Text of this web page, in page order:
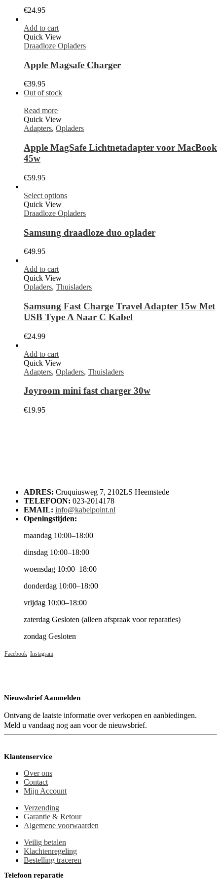
€24.95
Add to cart
Quick View
Draadloze Opladers
Apple Magsafe Charger
€39.95
Out of stock
Read more
Quick View
Adapters, Opladers
Apple MagSafe Lichtnetadapter voor MacBook
45w
€59.95
Select options
Quick View
Draadloze Opladers
Samsung draadloze duo oplader
€49.95
Add to cart
Quick View
Opladers, Thuisladers
Samsung Fast Charge Travel Adapter 15w Met
USB Type A Naar C Kabel
€24.99
Add to cart
Quick View
Adapters, Opladers, Thuisladers
Joyroom mini fast charger 30w
€19.95
ADRES: Cruquiusweg 7, 2102LS Heemstede
TELEFOON: 023-2014178
EMAIL: info@kabelpoint.nl
Openingstijden:
maandag 10:00–18:00
dinsdag 10:00–18:00
woensdag 10:00–18:00
donderdag 10:00–18:00
vrijdag 10:00–18:00
zaterdag Gesloten (alleen afspraak voor reparaties)
zondag Gesloten
Facebook Instagram
Nieuwsbrief Aanmelden
Ontvang de laatste informatie over verkopen en aanbiedingen.
Meld u vandaag nog aan voor de nieuwsbrief.
Klantenservice
Over ons
Contact
Mijn Account
Verzending
Garantie & Retour
Algemene voorwaarden
Veilig betalen
Klachtenregeling
Bestelling traceren
Telefoon reparatie